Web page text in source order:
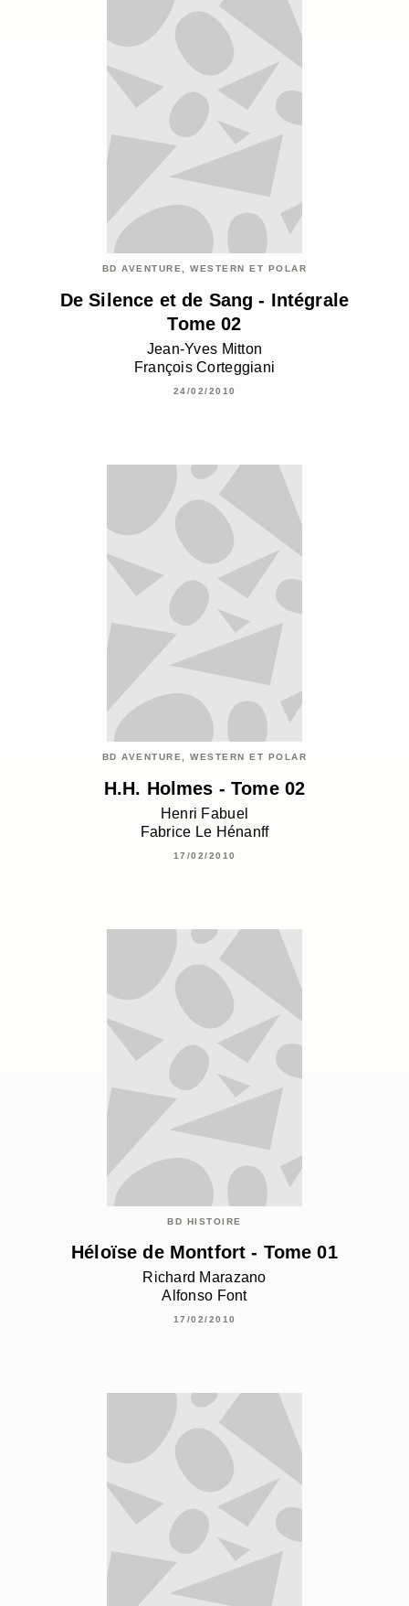
BD AVENTURE, WESTERN ET POLAR
De Silence et de Sang - Intégrale
Tome 02
Jean-Yves Mitton
François Corteggiani
24/02/2010
BD AVENTURE, WESTERN ET POLAR
H.H. Holmes - Tome 02
Henri Fabuel
Fabrice Le Hénanff
17/02/2010
BD HISTOIRE
Héloïse de Montfort - Tome 01
Richard Marazano
Alfonso Font
17/02/2010